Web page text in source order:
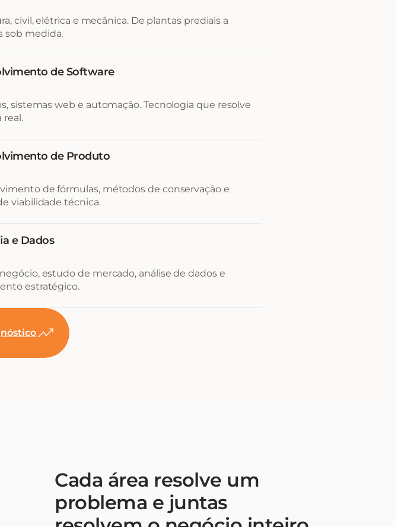
civil, elétrica e mecânica. De plantas prediais a
sob medida.
de Software
sistemas web e automação. Tecnologia que resolve
real.
de Produto
de fórmulas, métodos de conservação e
viabilidade técnica.
e Dados
estudo de mercado, análise de dados e
estratégico.
Cada área resolve um
problema e juntas